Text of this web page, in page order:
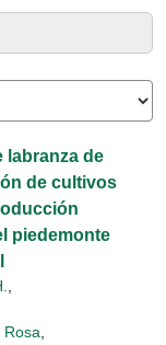
labranza de
de cultivos
piedemonte
Rosa